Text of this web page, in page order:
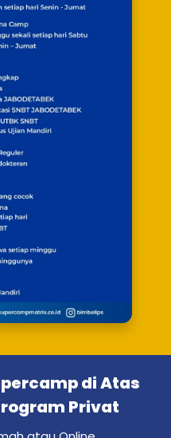
di Atas
Privat